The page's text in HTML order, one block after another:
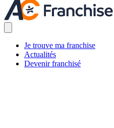
Je trouve ma franchise
Actualités
Devenir franchisé